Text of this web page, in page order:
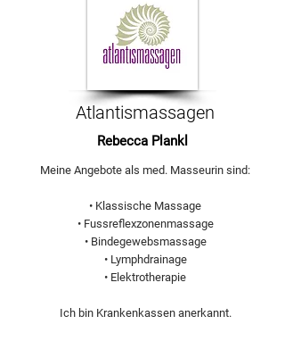
Atlantismassagen
Rebecca Plankl
Meine Angebote als med. Masseurin sind:
• Klassische Massage
• Fussreflexzonenmassage
• Bindegewebsmassage
• Lymphdrainage
• Elektrotherapie
Ich bin Krankenkassen anerkannt.